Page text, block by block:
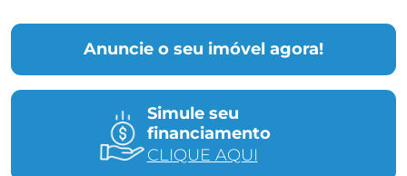
Anuncie o seu imóvel agora!
Simule seu
financiamento
CLIQUE AQUI